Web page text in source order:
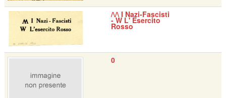
/\/\ I Nazi-Fascisti
- W L' Esercito
Rosso
0